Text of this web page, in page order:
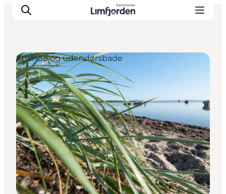
Strande og udendørsbade